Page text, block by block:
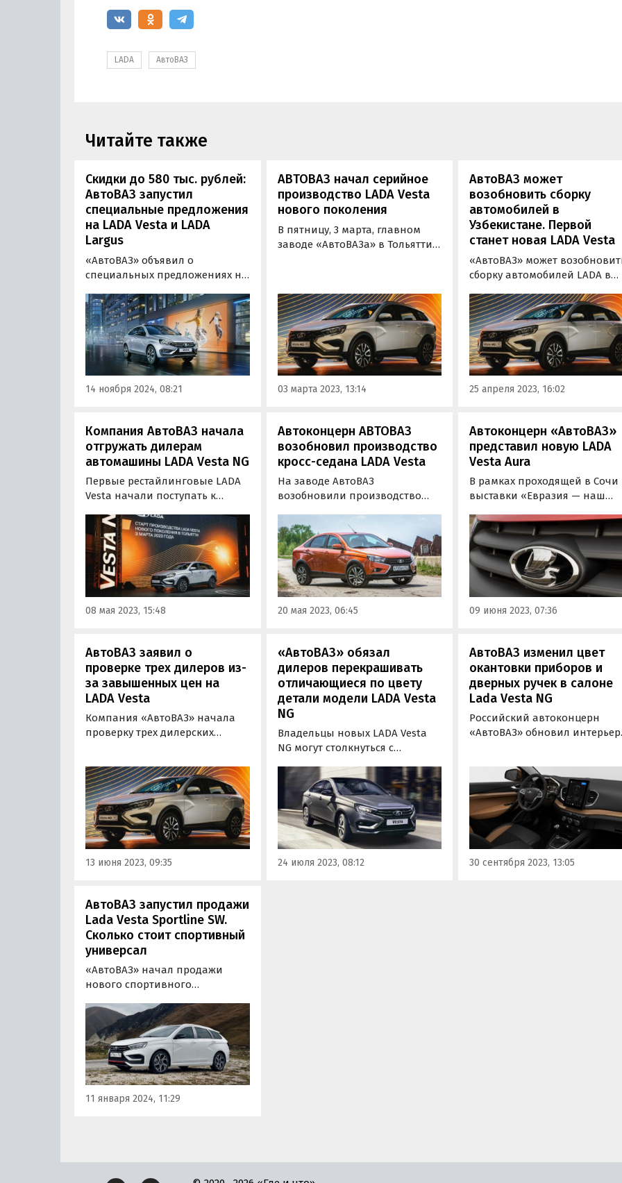
LADA АвтоВАЗ
Читайте также
Скидки до 580 тыс. рублей:
АвтоВАЗ запустил
специальные предложения
на LADA Vesta и LADA
Largus
«АвтоВАЗ» объявил о
специальных предложениях на
Largus, которые действуют до
конца ноября. Теперь
приобрести семейный
универсал LADA Vesta SW Cross с
автоматической трансмиссией
можно со скидкой до 580 тыс.
рублей.
14 ноября 2024, 08:21
АВТОВАЗ начал серийное
производство LADA Vesta
нового поколения
В пятницу, 3 марта, главном
заводе «АвтоВАЗа» в Тольятти
(NG). В торжественном
мероприятии, посвященном
его запуску, приняли участие
президент компании Максим
Соколов…
03 марта 2023, 13:14
АвтоВАЗ может
возобновить сборку
автомобилей в
Узбекистане. Первой
станет новая LADA Vesta
«АвтоВАЗ» может
сборку автомобилей LADA в
планируется с флагманской
модели LADA Vesta нового
поколения, сообщил
журналистам президент
компании Максим Соколов в
ходе Международной
промышленной выставки
25 апреля 2023, 16:02
Компания АвтоВАЗ начала
отгружать дилерам
автомашины LADA Vesta NG
Первые рестайлинговые LADA
Vesta начали поступать к
Сообщество Avtograd news в
соцсети ВКонтакте
опубликовало фотографии
автомобилей, которые
направляются к дилерам на
автовозе.
08 мая 2023, 15:48
Автоконцерн АВТОВАЗ
возобновил производство
кросс-седана LADA Vesta
На заводе АвтоВАЗ
возобновили производство
Vesta, которую ранее
планировали прекратить
выпускать. Об этом пишут
«Известия» со ссылкой на
паблик Avtograd News в соцсети
«ВКонтакте».
20 мая 2023, 06:45
Автоконцерн «АвтоВАЗ»
представил новую LADA
Vesta Aura
В рамках проходящей в Сочи
выставки «Евразия — наш
нового автомобиля,
построенного на базе LADA
Vesta. Модель, как сообщает
ТАСС, получила название
Aura.
09 июня 2023, 07:36
АвтоВАЗ заявил о
проверке трех дилеров из-
за завышенных цен на
LADA Vesta
Компания «АвтоВАЗ» начала
проверку трех дилерских
необоснованном повышении
цен на автомобили LADA Vesta
в одном из федеральных СМИ.
Об этом сообщает пресс-служба
компании, пишут «Известия».
13 июня 2023, 09:35
«АвтоВАЗ» обязал
дилеров перекрашивать
отличающиеся по цвету
детали модели LADA Vesta
NG
Владельцы новых LADA Vesta
NG могут столкнуться с
сообщают «Автоновости дня»
со ссылкой на паблик Avtograd
News, АвтоВАЗ обязал своих
дилеров перекрашивать такие
кузовные детали автомобилей,
как бампера, двери и ручки в…
24 июля 2023, 08:12
АвтоВАЗ изменил цвет
окантовки приборов и
дверных ручек в салоне
Lada Vesta NG
Российский автоконцерн
«АвтоВАЗ» обновил интерьер
Avtograd News в социальной
сети «ВКонтакте». Судя по
всему, небольшие изменения
коснулись лишь
«свежесобранных»
автомобилей, которые
конвейера…
30 сентября 2023, 13:05
АвтоВАЗ запустил продажи
Lada Vesta Sportline SW.
Сколько стоит спортивный
универсал
«АвтоВАЗ» начал продажи
нового спортивного
который является самой
дорогой моделью LADA Vesta в
истории. Этот автомобиль
является первым в линейке
LADA, который сочетает в себе
практичный семейный кузов,
мощный…
11 января 2024, 11:29